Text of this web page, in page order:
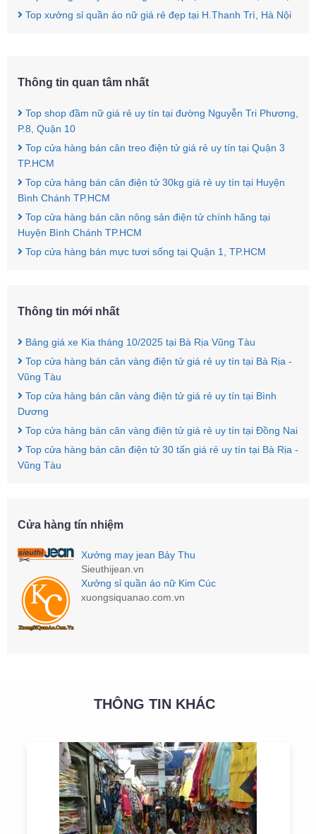
Top xưởng sỉ quần áo nữ giá rẻ đẹp tại H.Thanh Trì, Hà Nội
Thông tin quan tâm nhất
Top shop đầm nữ giá rẻ uy tín tại đường Nguyễn Tri Phương,
P.8, Quận 10
Top cửa hàng bán cân treo điện tử giá rẻ uy tín tại Quận 3
TP.HCM
Top cửa hàng bán cân điện tử 30kg giá rẻ uy tín tại Huyện
Bình Chánh TP.HCM
Top cửa hàng bán cân nông sản điện tử chính hãng tại
Huyện Bình Chánh TP.HCM
Top cửa hàng bán mực tươi sống tại Quận 1, TP.HCM
Thông tin mới nhất
Bảng giá xe Kia tháng 10/2025 tại Bà Rịa Vũng Tàu
Top cửa hàng bán cân vàng điện tử giá rẻ uy tín tại Bà Rịa -
Vũng Tàu
Top cửa hàng bán cân vàng điện tử giá rẻ uy tín tại Bình
Dương
Top cửa hàng bán cân vàng điện tử giá rẻ uy tín tại Đồng Nai
Top cửa hàng bán cân điện tử 30 tấn giá rẻ uy tín tại Bà Rịa -
Vũng Tàu
Cửa hàng tín nhiệm
Xưởng may jean Bảy Thu
Sieuthijean.vn
Xưởng sỉ quần áo nữ Kim Cúc
xuongsiquanao.com.vn
THÔNG TIN KHÁC